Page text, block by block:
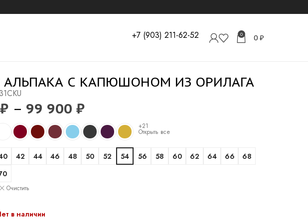
+7 (903) 211-62-52 0 0 ₽
АЛЬПАКА С КАПЮШОНОМ ИЗ ОРИЛАГА
₽ – 99 900 ₽
+21
Открыть все
42 44 46 48 50 52 54 56 58 60 62 64 66
68
Очистить
в наличии